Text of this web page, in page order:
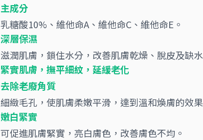
主成分
乳糖酸10%、維他命A、維他命C、維他命E。
深層保濕
滋潤肌膚，鎖住水分，改善肌膚乾燥、脫皮及缺
緊實肌膚，撫平細紋，延緩老化
去除老廢角質
細緻毛孔，使肌膚柔嫩平滑，達到溫和煥膚的效
嫩白緊實
可促進肌膚緊實，亮白膚色，改善膚色不均。